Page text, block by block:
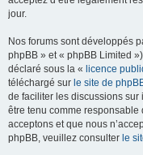
jour.
Nos forums sont développés
phpBB » et « phpBB Limited
déclaré sous la « licence
téléchargé sur le site de
de faciliter les discussions
être tenu comme
acceptons et que nous
phpBB, veuillez consulter le